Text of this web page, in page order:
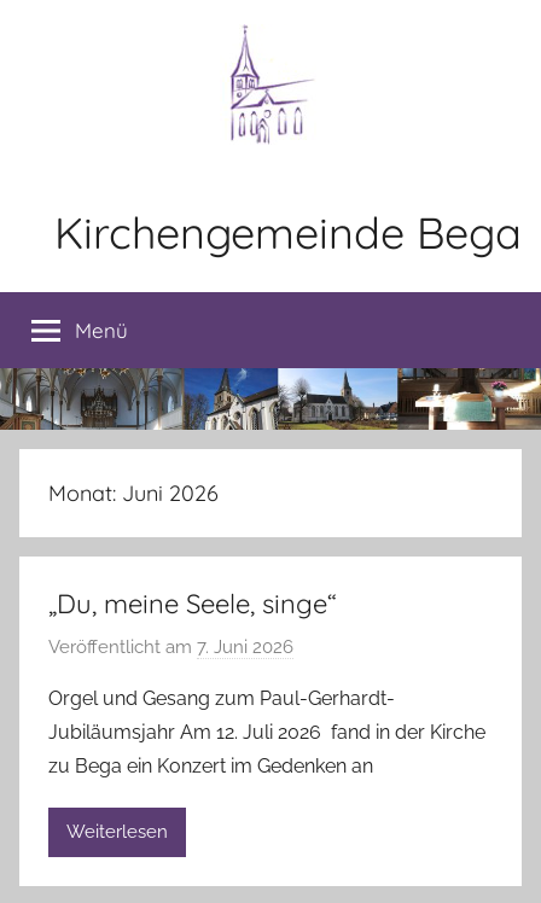
Kirchengemeinde Bega
Menü
Monat: Juni 2026
„Du, meine Seele, singe“
Veröffentlicht am 7. Juni 2026
n
A
n
Orgel und Gesang zum Paul-Gerhardt-
Jubiläumsjahr Am 12. Juli 2026 fand in der Kirche
zu Bega ein Konzert im Gedenken an
Weiterlesen